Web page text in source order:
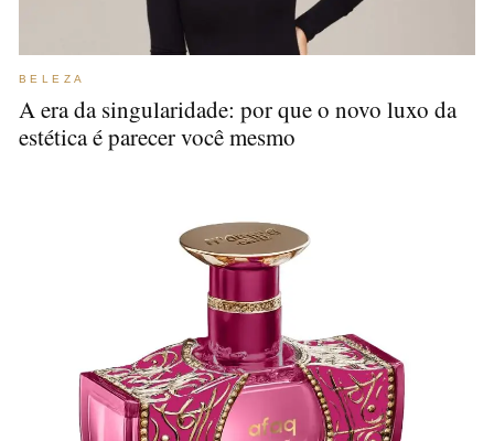
BELEZA
A era da singularidade: por que o novo luxo da
estética é parecer você mesmo